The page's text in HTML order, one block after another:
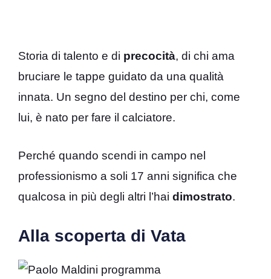
Storia di talento e di precocità, di chi ama
bruciare le tappe guidato da una qualità
innata. Un segno del destino per chi, come
lui, è nato per fare il calciatore.
Perché quando scendi in campo nel
professionismo a soli 17 anni significa che
qualcosa in più degli altri l’hai dimostrato.
Alla scoperta di Vata